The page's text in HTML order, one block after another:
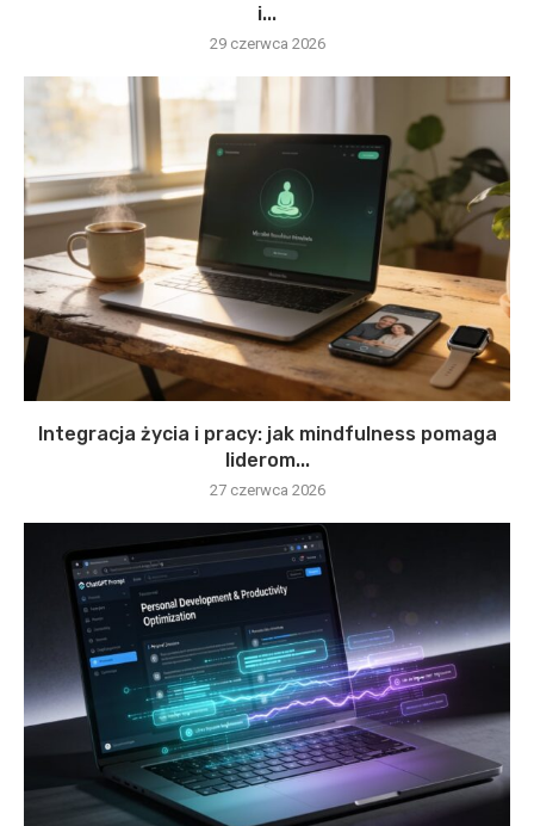
i...
29 czerwca 2026
Integracja życia i pracy: jak mindfulness pomaga
liderom...
27 czerwca 2026